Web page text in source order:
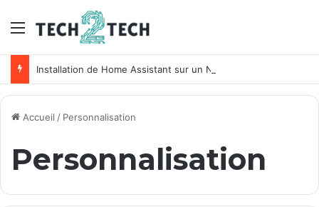
Menu
Installation de Home Assistant sur un NAS Synology
Accueil / Personnalisation
Personnalisation